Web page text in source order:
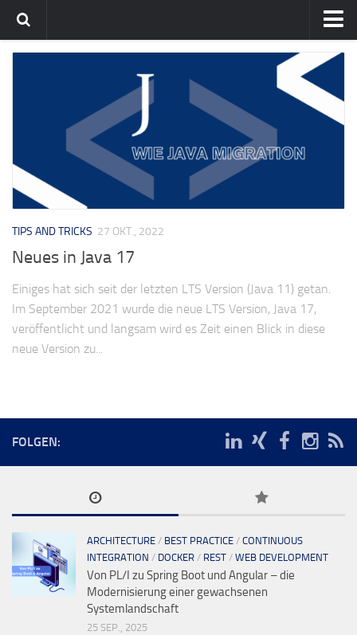
Home
TIPS AND TRICKS 27 OKT., 2022
Neues in Java 17
Einiges hat sich seit der letzten LTS Version (Java 11) getan.
Im September 2021 wurde die neue LTS Version, Java 17,
veröffentlicht und langsam wird es Zeit einen Blick in diese
neue Version zu...
FOLGEN:
ARCHITECTURE / BEST PRACTICE / CONTINUOUS
INTEGRATION / DOCKER / REST / WEB DEVELOPMENT
Von PL/I zu Spring Boot und Angular – die
Modernisierung einer gewachsenen
Systemlandschaft
25 SEP., 2025